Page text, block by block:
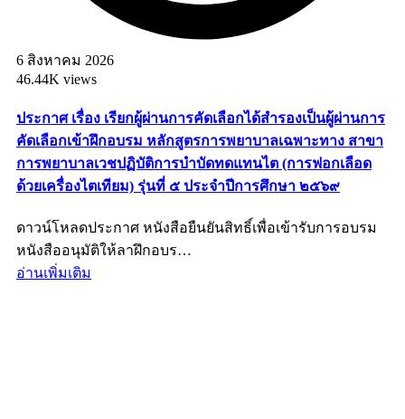
6 สิงหาคม 2026
46.44K views
ประกาศ เรื่อง เรียกผู้ผ่านการคัดเลือกได้สำรองเป็นผู้ผ่านการ
คัดเลือกเข้าฝึกอบรม หลักสูตรการพยาบาลเฉพาะทาง สาขา
การพยาบาลเวชปฏิบัติการบำบัดทดแทนไต (การฟอกเลือด
ด้วยเครื่องไตเทียม) รุ่นที่ ๕ ประจำปีการศึกษา ๒๕๖๙
ดาวน์โหลดประกาศ หนังสือยืนยันสิทธิ์เพื่อเข้ารับการอบรม
หนังสืออนุมัติให้ลาฝึกอบร…
อ่านเพิ่มเติม